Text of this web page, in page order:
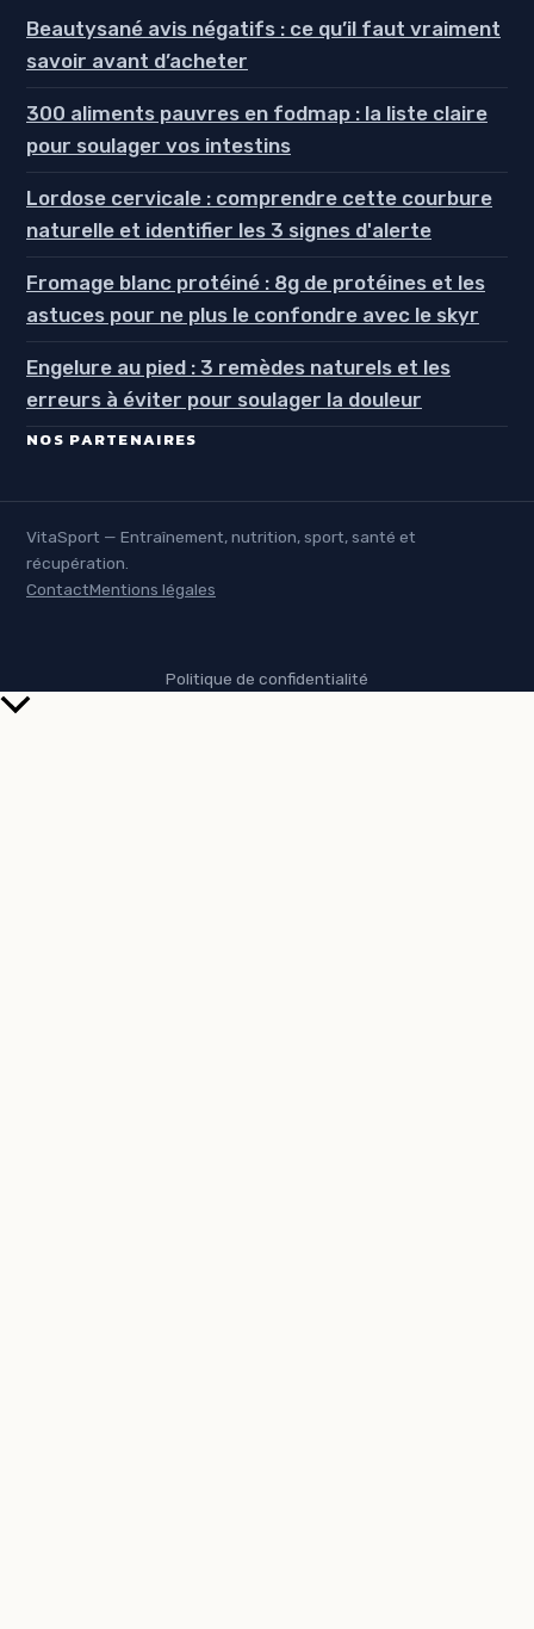
Beautysané avis négatifs : ce qu’il faut vraiment
savoir avant d’acheter
300 aliments pauvres en fodmap : la liste claire
pour soulager vos intestins
Lordose cervicale : comprendre cette courbure
naturelle et identifier les 3 signes d'alerte
Fromage blanc protéiné : 8g de protéines et les
astuces pour ne plus le confondre avec le skyr
Engelure au pied : 3 remèdes naturels et les
erreurs à éviter pour soulager la douleur
NOS PARTENAIRES
VitaSport — Entraînement, nutrition, sport, santé et
récupération.
ContactMentions légales
Politique de confidentialité